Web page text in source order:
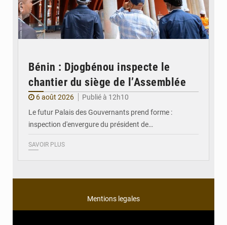
Bénin : Djogbénou inspecte le
chantier du siège de l’Assemblée
6 août 2026
Publié à 12h10
Le futur Palais des Gouvernants prend forme :
inspection d'envergure du président de…
SAVOIR PLUS
Mentions legales